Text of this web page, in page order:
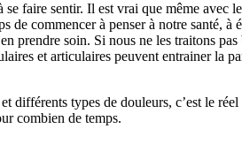
faire sentir. Il est vrai que même avec
de commencer à penser à notre santé, à
prendre soin. Si nous ne les traitons
et articulaires peuvent entrainer la
différents types de douleurs, c’est le
combien de temps.